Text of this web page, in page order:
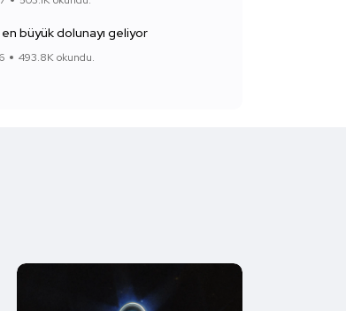
en büyük dolunayı geliyor
493.8K okundu.